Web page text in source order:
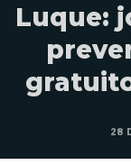
Luque:
28